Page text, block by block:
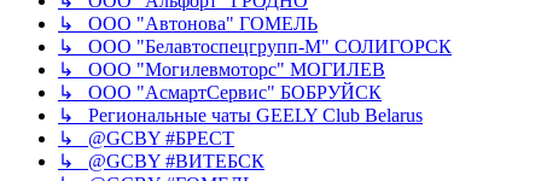
↳ ООО "Автонова" ГОМЕЛЬ
↳ ООО "Белавтоспецгрупп-М" СОЛИГОРСК
↳ ООО "Могилевмоторс" МОГИЛЕВ
↳ ООО "АсмартСервис" БОБРУЙСК
↳ Региональные чаты GEELY Club Belarus
↳ @GCBY #БРЕСТ
↳ @GCBY #ВИТЕБСК